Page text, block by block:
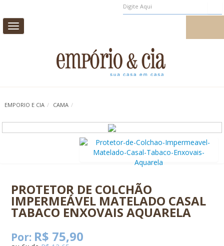
Toggle
navigation
CASA E DECORAÇÃO
AROMAS DE AMBIENTE
EMPORIO E CIA / CAMA /
PROTETOR DE COLCHÃO
IMPERMEÁVEL MATELADO CASAL
TABACO ENXOVAIS AQUARELA
Por: R$ 75,90